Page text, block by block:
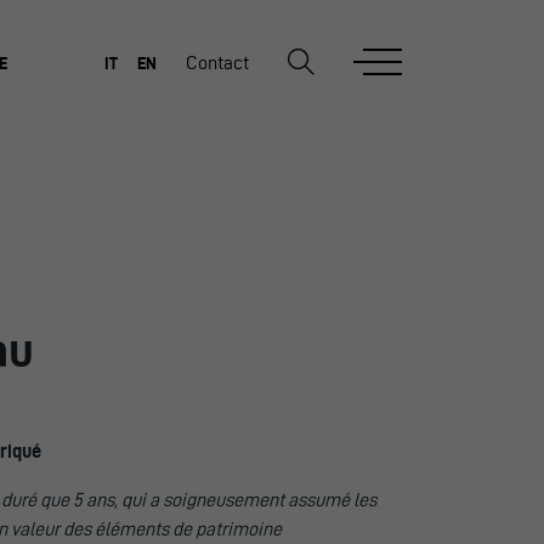
IT EN Contact
que 5 ans, qui a soigneusement assumé les
valeur des éléments de patrimoine